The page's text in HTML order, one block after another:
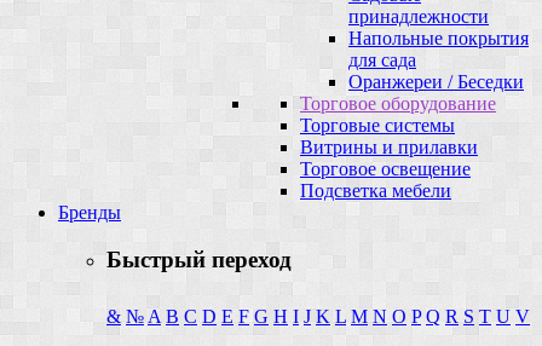
принадлежности
Напольные покрытия
для сада
Оранжереи / Беседки
Торговое оборудование
Торговые системы
Витрины и прилавки
Торговое освещение
Подсветка мебели
Бренды
Быстрый переход
& № A B C D E F G H I J K L M N O P Q R S T U V